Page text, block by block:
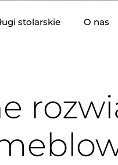
stolarskie O nas